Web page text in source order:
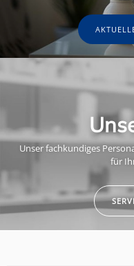
Unser fachkundiges
für